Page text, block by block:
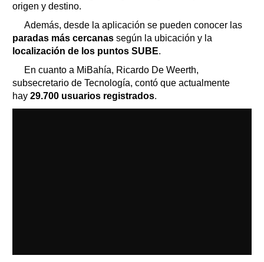
origen y destino.
Además, desde la aplicación se pueden conocer las
paradas más cercanas según la ubicación y la
localización de los puntos SUBE.
En cuanto a MiBahía, Ricardo De Weerth,
subsecretario de Tecnología, contó que actualmente
hay 29.700 usuarios registrados.